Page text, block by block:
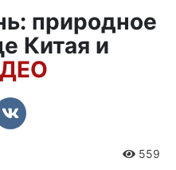
природное
Китая и
559